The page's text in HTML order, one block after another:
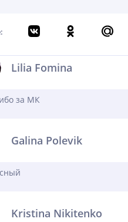
Lilia Fomina
за МК
Galina Polevik
Kristina Nikitenko